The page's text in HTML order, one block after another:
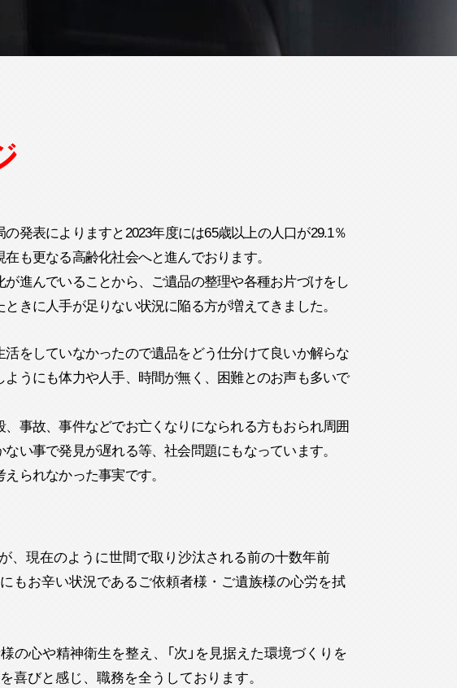
発表によりますと2023年度には65歳以上の人口が29.1％
在も更なる高齢化社会へと進んでおります。
が進んでいることから、ご遺品の整理や各種お片づけをし
ときに人手が足りない状況に陥る方が増えてきました。
活をしていなかったので遺品をどう仕分けて良いか解らな
ようにも体力や人手、時間が無く、困難とのお声も多いで
、事故、事件などでお亡くなりになられる方もおられ周囲
い事で発見が遅れる等、社会問題にもなっています。
られなかった事実です。
、現在のように世間で取り沙汰される前の十数年前
もお辛い状況であるご依頼者様・ご遺族様の心労を拭
心や精神衛生を整え、「次」を見据えた環境づくりを
びと感じ、職務を全うしております。